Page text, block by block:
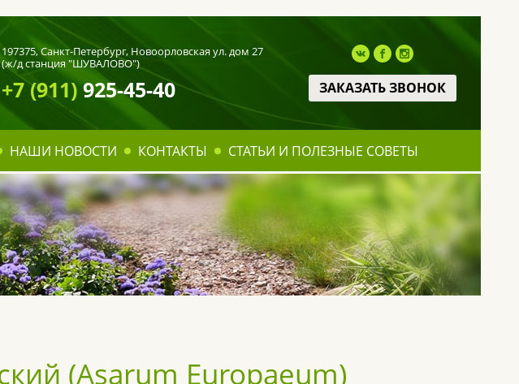
197375,Санкт-Петербург, Новоорловская ул. дом 27
(ж/д станция "ШУВАЛОВО")
+7 (911)925-45-40 ЗАКАЗАТЬ ЗВОНОК
НАШИ НОВОСТИ КОНТАКТЫ СТАТЬИ И ПОЛЕЗНЫЕ СОВЕТЫ
(Asarum Europaeum)